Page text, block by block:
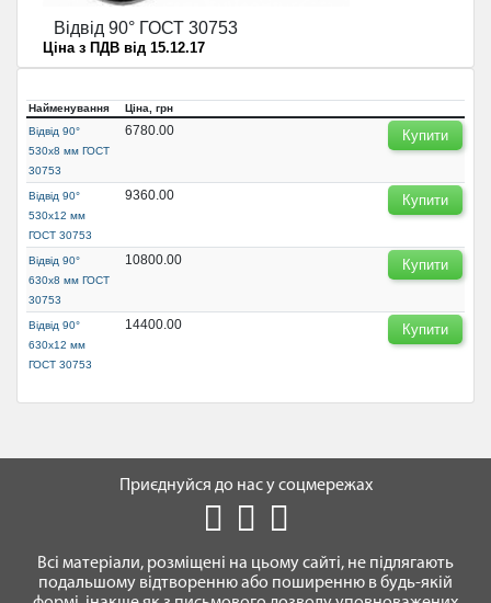
Відвід 90° ГОСТ 30753
Ціна з ПДВ від 15.12.17
Найменування
Ціна, грн
Відвід 90°
530х8 мм ГОСТ
30753
6780.00 Купити
Відвід 90°
530х12 мм
ГОСТ 30753
9360.00 Купити
Відвід 90°
630х8 мм ГОСТ
30753
10800.00 Купити
Відвід 90°
630х12 мм
ГОСТ 30753
14400.00 Купити
Приєднуйся до нас у соцмережах
Всі матеріали, розміщені на цьому сайті, не підлягають
подальшому відтворенню або поширенню в будь-якій